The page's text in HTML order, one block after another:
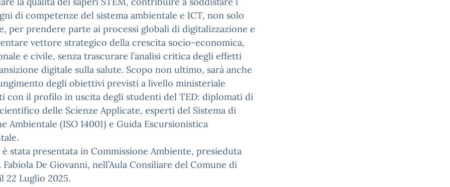
di competenze del sistema ambientale e ICT, non solo
per prendere parte ai processi globali di digitalizzazione e
vettore strategico della crescita socio-economica,
e civile, senza trascurare l’analisi critica degli effetti
digitale sulla salute. Scopo non ultimo, sarà anche
degli obiettivi previsti a livello ministeriale
con il profilo in uscita degli studenti del TED: diplomati di
delle Scienze Applicate, esperti del Sistema di
Ambientale (ISO 14001) e Guida Escursionistica
è stata presentata in Commissione Ambiente, presieduta
Fabiola De Giovanni, nell’Aula Consiliare del Comune di
22 Luglio 2025.